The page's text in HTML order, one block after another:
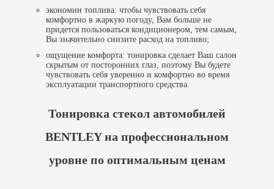
экономии топлива: чтобы чувствовать себя
комфортно в жаркую погоду, Вам больше не
придется пользоваться кондиционером, тем самым,
Вы значительно снизите расход на топливо;
ощущение комфорта: тонировка сделает Ваш салон
скрытым от посторонних глаз, поэтому Вы будете
чувствовать себя уверенно и комфортно во время
эксплуатации транспортного средства.
Тонировка стекол автомобилей
BENTLEY на профессиональном
уровне по оптимальным ценам